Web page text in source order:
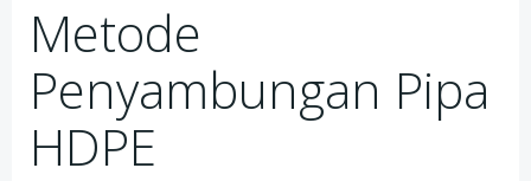
Metode
Penyambungan Pipa
HDPE